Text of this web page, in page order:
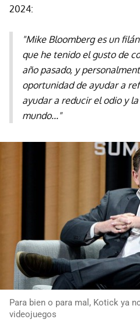
2024:
"Mike Bloomberg es un
que he tenido el gusto de
año pasado, y
oportunidad de ayudar a
ayudar a reducir el odio y
mundo..."
Para bien o para mal, Kotick ya
videojuegos